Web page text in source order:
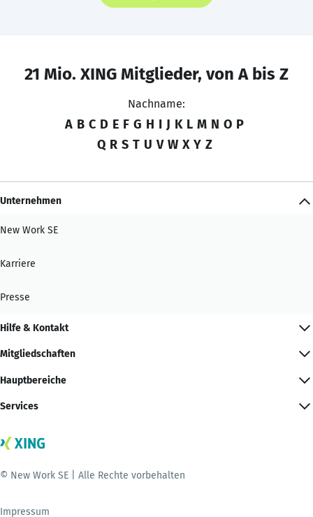
21 Mio. XING Mitglieder, von A bis Z
Nachname:
A B C D E F G H I J K L M N O P
Q R S T U V W X Y Z
Unternehmen
New Work SE
Karriere
Presse
Hilfe & Kontakt
Mitgliedschaften
Hauptbereiche
Services
© New Work SE | Alle Rechte vorbehalten
Impressum